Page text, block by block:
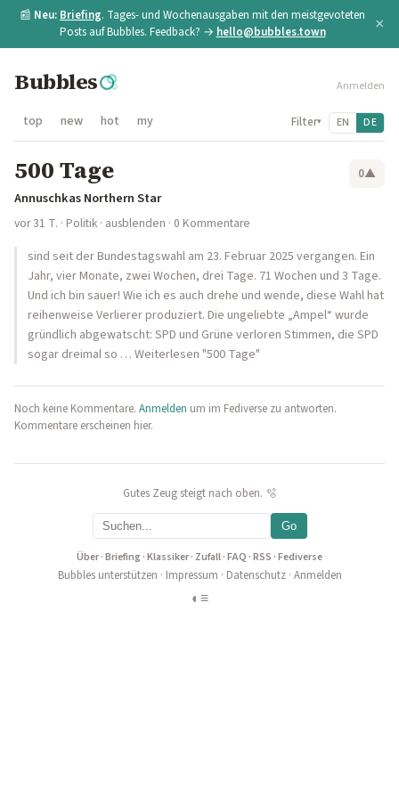
📰 Neu: Briefing. Tages- und Wochenausgaben mit den meistgevoteten
Posts auf Bubbles. Feedback? → hello@bubbles.town ×
Bubbles Anmelden
top new hot my Filter▾ EN DE
500 Tage 0▲
Annuschkas Northern Star
vor 31 T. · Politik · ausblenden · 0 Kommentare
sind seit der Bundestagswahl am 23. Februar 2025 vergangen. Ein
Jahr, vier Monate, zwei Wochen, drei Tage. 71 Wochen und 3 Tage.
Und ich bin sauer! Wie ich es auch drehe und wende, diese Wahl hat
reihenweise Verlierer produziert. Die ungeliebte „Ampel“ wurde
gründlich abgewatscht: SPD und Grüne verloren Stimmen, die SPD
sogar dreimal so … Weiterlesen "500 Tage"
Noch keine Kommentare. Anmelden um im Fediverse zu antworten.
Kommentare erscheinen hier.
Gutes Zeug steigt nach oben. 🫧
Go
Über·Briefing·Klassiker· Zufall·FAQ ·RSS ·Fediverse
Bubbles unterstützen · Impressum · Datenschutz· Anmelden
◐ ≡